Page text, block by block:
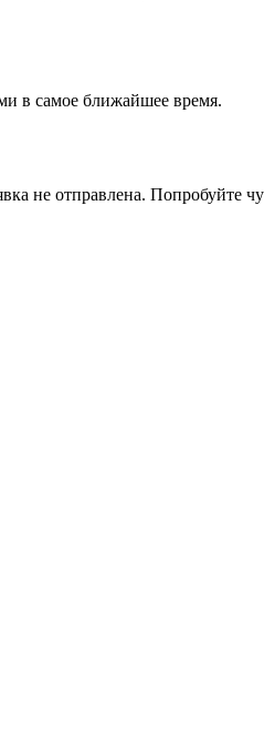
в самое ближайшее время.
не отправлена. Попробуйте